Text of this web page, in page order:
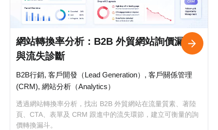
網站轉換率分析：B2B 外貿網站詢價漏斗
與流失診斷
B2B行銷, 客戶開發（Lead Generation）, 客戶關係管理
(CRM), 網站分析（Analytics）
透過網站轉換率分析，找出 B2B 外貿網站在流量質素、著陸
頁、CTA、表單及 CRM 跟進中的流失環節，建立可衡量的詢
價轉換漏斗。